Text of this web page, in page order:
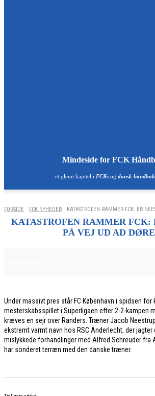
Mindeside for FCK
- et glemt kapitel i FCKsog dansk
FORSIDE FCK NYHEDER KATASTROFEN RAMMER FCK: ER
KATASTROFEN RAMMER FCK:
PÅ VEJ UD AD
Under massivt pres står FC København i spidsen for
mesterskabsspillet i Superligaen efter 2-2-kampen
kræves en sejr over Randers. Træner Jacob
ekstremt varmt navn hos RSC Anderlecht, der
mislykkede forhandlinger med Alfred Schreuder fra
har sonderet terræn med den danske træner.